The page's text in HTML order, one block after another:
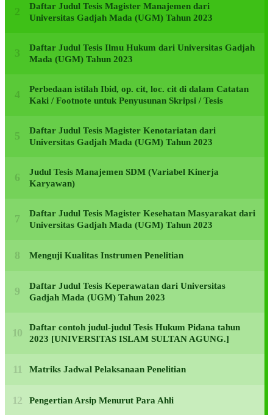
Daftar Judul Tesis Magister Manajemen dari
Universitas Gadjah Mada (UGM) Tahun 2023
Daftar Judul Tesis Ilmu Hukum dari Universitas Gadjah
Mada (UGM) Tahun 2023
Perbedaan istilah Ibid, op. cit, loc. cit di dalam Catatan
Kaki / Footnote untuk Penyusunan Skripsi / Tesis
Daftar Judul Tesis Magister Kenotariatan dari
Universitas Gadjah Mada (UGM) Tahun 2023
Judul Tesis Manajemen SDM (Variabel Kinerja
Karyawan)
Daftar Judul Tesis Magister Kesehatan Masyarakat dari
Universitas Gadjah Mada (UGM) Tahun 2023
Menguji Kualitas Instrumen Penelitian
Daftar Judul Tesis Keperawatan dari Universitas
Gadjah Mada (UGM) Tahun 2023
Daftar contoh judul-judul Tesis Hukum Pidana tahun
2023 [UNIVERSITAS ISLAM SULTAN AGUNG.]
Matriks Jadwal Pelaksanaan Penelitian
Pengertian Arsip Menurut Para Ahli